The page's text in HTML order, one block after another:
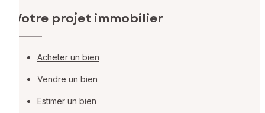
Votre projet immobilier
Acheter un bien
Vendre un bien
Estimer un bien